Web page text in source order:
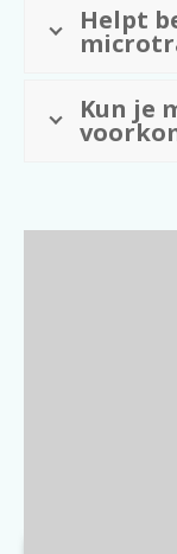
Helpt
Kun je